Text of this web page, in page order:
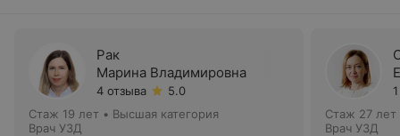
Рак
Марина Владимировна
4 отзыва
5.0
Стаж 19 лет • Высшая категория
Врач УЗД
Стаж 27 лет
Врач УЗД